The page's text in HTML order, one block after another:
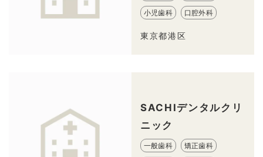
小児歯科 口腔外科
東京都港区
SACHIデンタルクリ
ニック
一般歯科 矯正歯科